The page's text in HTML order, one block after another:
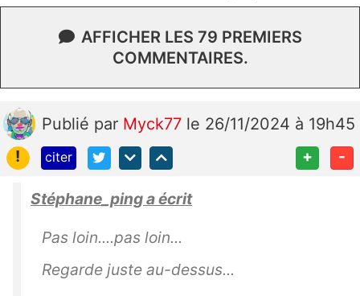
AFFICHER LES 79 PREMIERS
COMMENTAIRES.
Publié par Myck77 le 26/11/2024 à 19h45
!
citer + -
Stéphane_ping a écrit
Pas loin....pas loin...
Regarde juste au-dessus...